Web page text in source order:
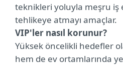
teknikleri yoluyla meşru iş
tehlikeye atmayı amaçlar.
VIP'ler nasıl korunur?
Yüksek öncelikli hedefler
hem de ev ortamlarında